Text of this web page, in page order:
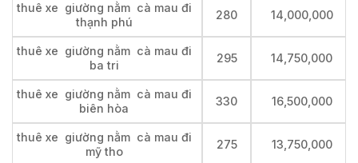
thuê xe giường nằm cà mau đi
thạnh phú
280 14,000,000
thuê xe giường nằm cà mau đi
ba tri
295 14,750,000
thuê xe giường nằm cà mau đi
biên hòa
330 16,500,000
thuê xe giường nằm cà mau đi
mỹ tho
275 13,750,000